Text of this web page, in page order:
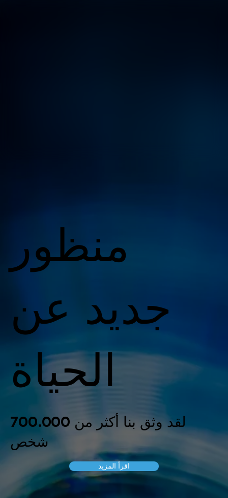
منظور
جديد عن
الحياة
لقد وثق بنا أكثر من 700.000
شخص
اقرأ المزيد